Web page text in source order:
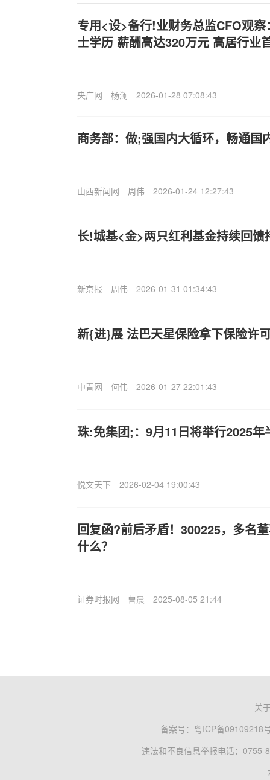
专用<设>备行!业财务总监CFO观
士学历 薪酬高达320万元 高居行业
央广网 杨澜 2026-01-28 07:08:43
商务部：做;强国内大循环，畅通国
山西新闻网 周伟 2026-01-24 12:27:43
长!城基<金>两只红利基金持续回馈
新京报 周伟 2026-01-31 01:34:43
新{进}展 法巴天星保险拿下保险许
中青网 何伟 2026-01-27 22:01:43
珠:免集团;：9月11日将举行2025年
悦文天下 2026-02-04 19:00:43
回复函?前后矛盾！300225，多名
什么？
证券时报网 曹晨 2025-08-05 21:44
关
备案号： 粤ICP备09109218
违法和不良信息举报电话：0755-